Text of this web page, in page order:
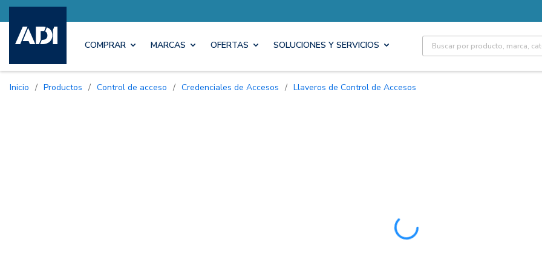
COMPRAR MARCAS OFERTAS SOLUCIONES Y SERVICIOS Site Search
Inicio / Productos / Control de acceso / Credenciales de Accesos / Llaveros de Control de Accesos